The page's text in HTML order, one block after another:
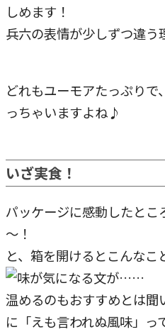
しめます！
兵六の表情が少しずつ違う
どれもユーモアたっぷり
っちゃいますよね♪
いざ実食！
パッケージに感動したと
～！
と、箱を開けるとこんな
温めるのもおすすめとは
に「えも言われぬ風味」っ